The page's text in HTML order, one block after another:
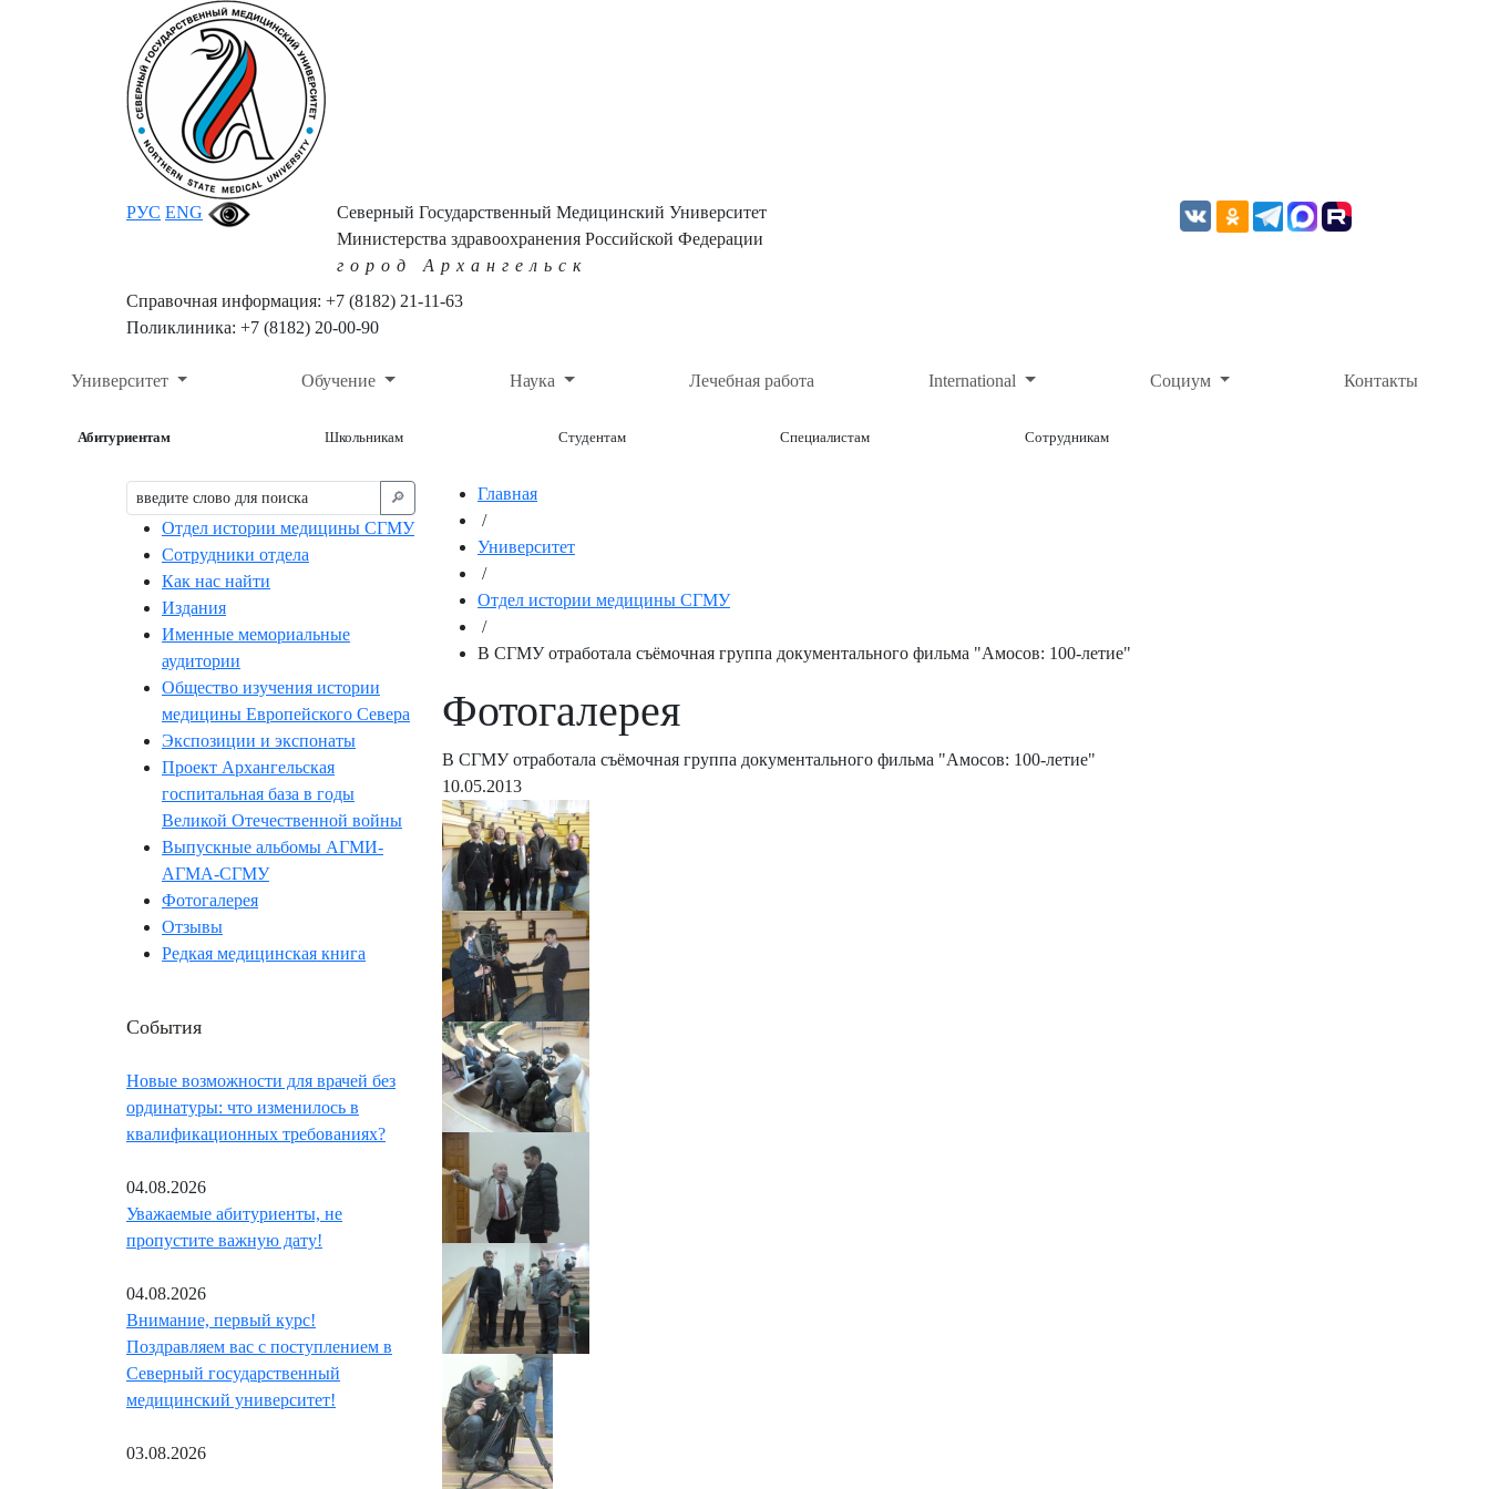
РУС ENG
Северный Государственный Медицинский Университет
Министерства здравоохранения Российской Федерации
город Архангельск
Справочная информация: +7 (8182) 21-11-63
Поликлиника: +7 (8182) 20-00-90
Университет Обучение Наука Лечебная работа International Социум Контакты
Абитуриентам Школьникам Студентам Специалистам Сотрудникам
🔎︎
Отдел истории медицины СГМУ
Сотрудники отдела
Как нас найти
Издания
Именные мемориальные
аудитории
Общество изучения истории
медицины Европейского Севера
Экспозиции и экспонаты
Проект Архангельская
госпитальная база в годы
Великой Отечественной войны
Выпускные альбомы АГМИ-
АГМА-СГМУ
Фотогалерея
Отзывы
Редкая медицинская книга
События
Новые возможности для врачей без
ординатуры: что изменилось в
квалификационных требованиях?
04.08.2026
Уважаемые абитуриенты, не
пропустите важную дату!
04.08.2026
Внимание, первый курс!
Поздравляем вас с поступлением в
Северный государственный
медицинский университет!
03.08.2026
Главная
/
Университет
/
Отдел истории медицины СГМУ
/
В СГМУ отработала съёмочная группа документального фильма "Амосов: 100-летие"
Фотогалерея
В СГМУ отработала съёмочная группа документального фильма "Амосов: 100-летие"
10.05.2013